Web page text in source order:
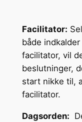
Facilitator:
både
facilitator, vil
beslutninger,
start nikke til,
facilitator.
Dagsorden: